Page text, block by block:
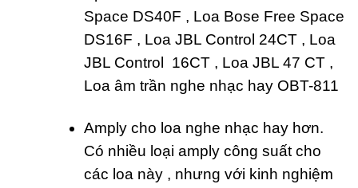
Space DS40F , Loa Bose Free Space
DS16F , Loa JBL Control 24CT , Loa
JBL Control 16CT , Loa JBL 47 CT ,
Loa âm trần nghe nhạc hay OBT-811
Amply cho loa nghe nhạc hay hơn.
Có nhiều loại amply công suất cho
các loa này , nhưng với kinh nghiệm